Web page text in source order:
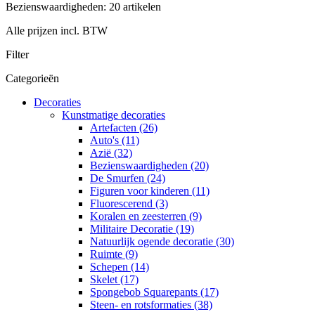
Bezienswaardigheden: 20 artikelen
Alle prijzen incl. BTW
Filter
Categorieën
Decoraties
Kunstmatige decoraties
Artefacten (26)
Auto's (11)
Azië (32)
Bezienswaardigheden (20)
De Smurfen (24)
Figuren voor kinderen (11)
Fluorescerend (3)
Koralen en zeesterren (9)
Militaire Decoratie (19)
Natuurlijk ogende decoratie (30)
Ruimte (9)
Schepen (14)
Skelet (17)
Spongebob Squarepants (17)
Steen- en rotsformaties (38)